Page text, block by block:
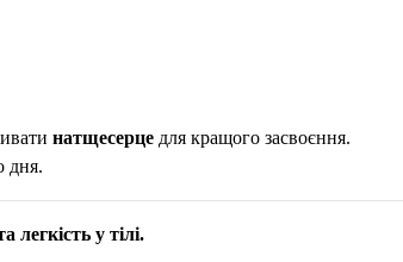
натщесерце для кращого засвоєння.
дня.
у тілі.